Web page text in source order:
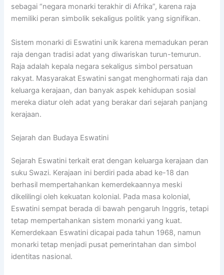
sebagai “negara monarki terakhir di Afrika”, karena raja
memiliki peran simbolik sekaligus politik yang signifikan.
Sistem monarki di Eswatini unik karena memadukan peran
raja dengan tradisi adat yang diwariskan turun-temurun.
Raja adalah kepala negara sekaligus simbol persatuan
rakyat. Masyarakat Eswatini sangat menghormati raja dan
keluarga kerajaan, dan banyak aspek kehidupan sosial
mereka diatur oleh adat yang berakar dari sejarah panjang
kerajaan.
Sejarah dan Budaya Eswatini
Sejarah Eswatini terkait erat dengan keluarga kerajaan dan
suku Swazi. Kerajaan ini berdiri pada abad ke-18 dan
berhasil mempertahankan kemerdekaannya meski
dikelilingi oleh kekuatan kolonial. Pada masa kolonial,
Eswatini sempat berada di bawah pengaruh Inggris, tetapi
tetap mempertahankan sistem monarki yang kuat.
Kemerdekaan Eswatini dicapai pada tahun 1968, namun
monarki tetap menjadi pusat pemerintahan dan simbol
identitas nasional.